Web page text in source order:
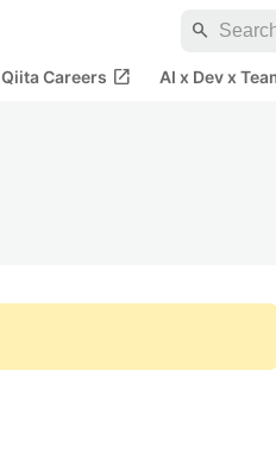
search
Qiita Careers open_in_new AI x Dev x